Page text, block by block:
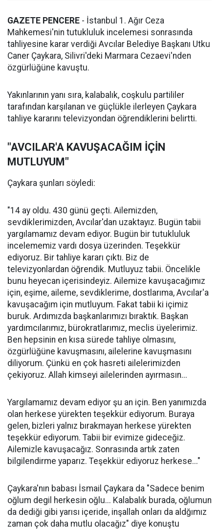
GAZETE PENCERE - İstanbul 1. Ağır Ceza
Mahkemesi'nin tutukluluk incelemesi sonrasında
tahliyesine karar verdiği Avcılar Belediye Başkanı Utku
Caner Çaykara, Silivri'deki Marmara Cezaevi'nden
özgürlüğüne kavuştu.
Yakınlarının yanı sıra, kalabalık, coşkulu partililer
tarafından karşılanan ve güçlükle ilerleyen Çaykara
tahliye kararını televizyondan öğrendiklerini belirtti.
"AVCILAR'A KAVUŞACAĞIM İÇİN
MUTLUYUM"
Çaykara şunları söyledi:
"14 ay oldu. 430 günü geçti. Ailemizden,
sevdiklerimizden, Avcılar'dan uzaktayız. Bugün tabii
yargılamamız devam ediyor. Bugün bir tutukluluk
incelememiz vardı dosya üzerinden. Teşekkür
ediyoruz. Bir tahliye kararı çıktı. Biz de
televizyonlardan öğrendik. Mutluyuz tabii. Öncelikle
bunu heyecan içerisindeyiz. Ailemize kavuşacağımız
için, eşime, aileme, sevdiklerime, dostlarıma, Avcılar'a
kavuşacağım için mutluyum. Fakat tabii ki içimiz
buruk. Ardımızda başkanlarımızı bıraktık. Başkan
yardımcılarımız, bürokratlarımız, meclis üyelerimiz.
Ben hepsinin en kısa sürede tahliye olmasını,
özgürlüğüne kavuşmasını, ailelerine kavuşmasını
diliyorum. Çünkü en çok hasreti ailelerimizden
çekiyoruz. Allah kimseyi ailelerinden ayırmasın...
Yargılamamız devam ediyor şu an için. Ben yanımızda
olan herkese yürekten teşekkür ediyorum. Buraya
gelen, bizleri yalnız bırakmayan herkese yürekten
teşekkür ediyorum. Tabii bir evimize gideceğiz.
Ailemizle kavuşacağız. Sonrasında artık zaten
bilgilendirme yaparız. Teşekkür ediyoruz herkese..."
Çaykara'nın babası İsmail Çaykara da "Sadece benim
oğlum degil herkesin oğlu... Kalabalık burada, oğlumun
da dediği gibi yarısı içeride, inşallah onları da aldğımız
zaman çok daha mutlu olacağız" diye konuştu